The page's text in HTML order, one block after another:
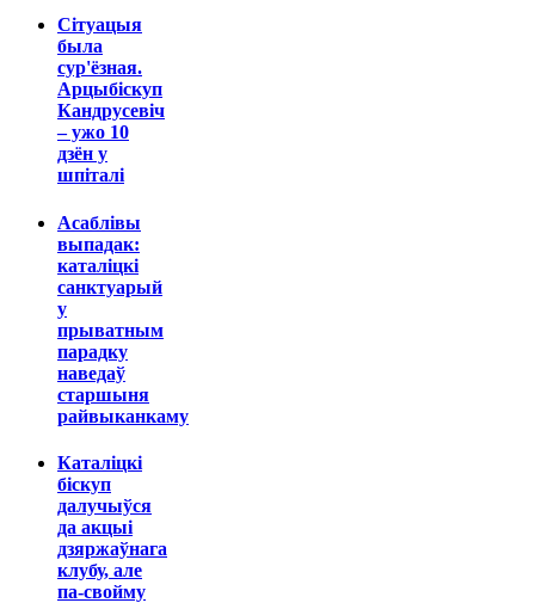
Сітуацыя
была
сур'ёзная.
Арцыбіскуп
Кандрусевіч
– ужо 10
дзён у
шпіталі
Асаблівы
выпадак:
каталіцкі
санктуарый
у
прыватным
парадку
наведаў
старшыня
райвыканкаму
Каталіцкі
біскуп
далучыўся
да акцыі
дзяржаўнага
клубу, але
па-свойму